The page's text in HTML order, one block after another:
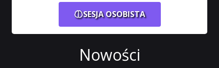
SESJA OSOBISTA
Nowości